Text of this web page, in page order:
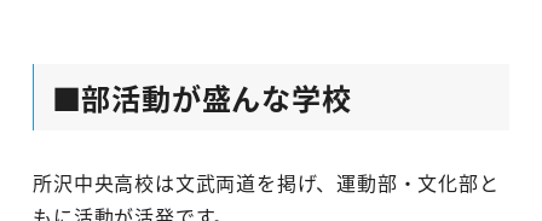
■部活動が盛んな学校
所沢中央高校は文武両道を掲げ、運動部・文化部と